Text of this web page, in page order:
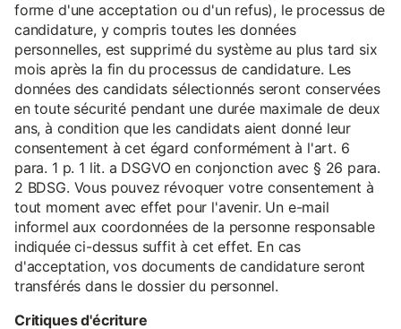
forme d'une acceptation ou d'un refus), le processus de
candidature, y compris toutes les données
personnelles, est supprimé du système au plus tard six
mois après la fin du processus de candidature. Les
données des candidats sélectionnés seront conservées
en toute sécurité pendant une durée maximale de deux
ans, à condition que les candidats aient donné leur
consentement à cet égard conformément à l'art. 6
para. 1 p. 1 lit. a DSGVO en conjonction avec § 26 para.
2 BDSG. Vous pouvez révoquer votre consentement à
tout moment avec effet pour l'avenir. Un e-mail
informel aux coordonnées de la personne responsable
indiquée ci-dessus suffit à cet effet. En cas
d'acceptation, vos documents de candidature seront
transférés dans le dossier du personnel.
Critiques d'écriture